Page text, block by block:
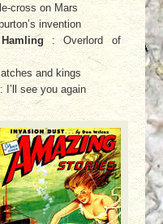
cross on Mars
invention
: Overlord of
and kings
: I’ll see you again